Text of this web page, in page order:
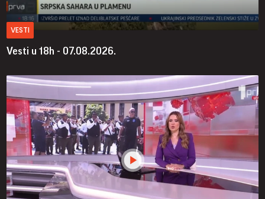
VESTI
Vesti u 18h - 07.08.2026.